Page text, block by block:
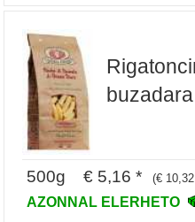
500g € 5,16 * (€
AZONNAL ELERHETO